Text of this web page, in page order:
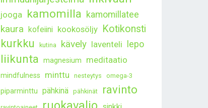
jooga kamomilla kamomillatee
kaura kofeiini kookosöljy Kotikonsti
kurkku kutina kävely laventeli lepo
liikunta magnesium meditaatio
mindfulness minttu nesteytys omega-3
piparminttu pähkinä pähkinät ravinto